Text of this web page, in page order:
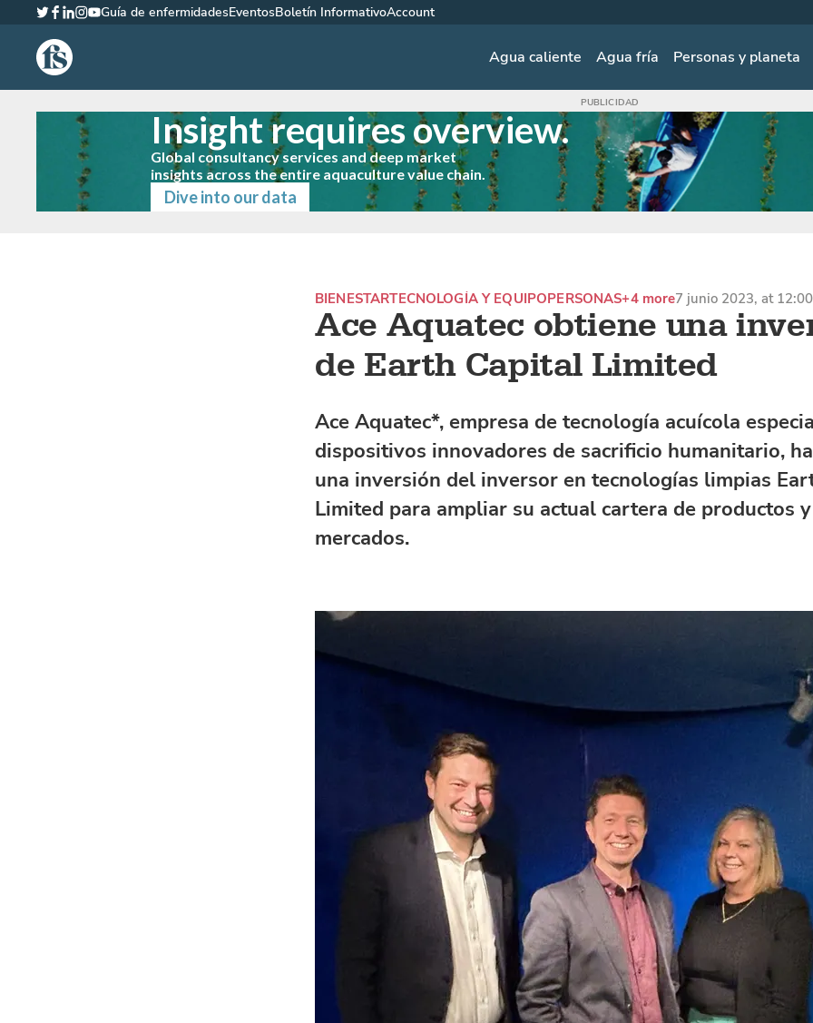
The Fish Site Española Agua caliente Agua fría Personas y planeta
Twitter
Facebook
LinkedIn
Instagram
YouTube
Guía de enfermidadesEventosBoletín InformativoAccount
Ace Aquatec obtiene una
de Earth Capital Limited
BIENESTARTECNOLOGÍA Y EQUIPOPERSONAS+4 more7 junio 2023, at
Ace Aquatec*, empresa de tecnología acuícola
dispositivos innovadores de sacrificio humanitario,
una inversión del inversor en tecnologías limpias
Limited para ampliar su actual cartera de productos y
mercados.
Insight requires overview.
Global consultancy services and deep market
insights across the entire aquaculture value chain.
Dive into our data